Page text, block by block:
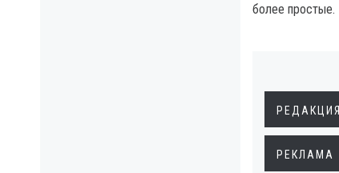
более простые.
РЕДАКЦИЯ
РЕКЛАМА